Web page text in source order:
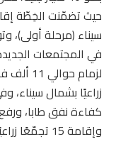
حيث تضمّنت الخِطّة
في المجتمعات
زراعيًا بشمال
كفاءة نفق طابا،
وإقامة 15 تجمّعًا زراعيًا.